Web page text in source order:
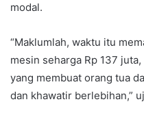
modal.
“Maklumlah, waktu itu
mesin seharga Rp 137
yang membuat orang tua
dan khawatir berlebihan,”